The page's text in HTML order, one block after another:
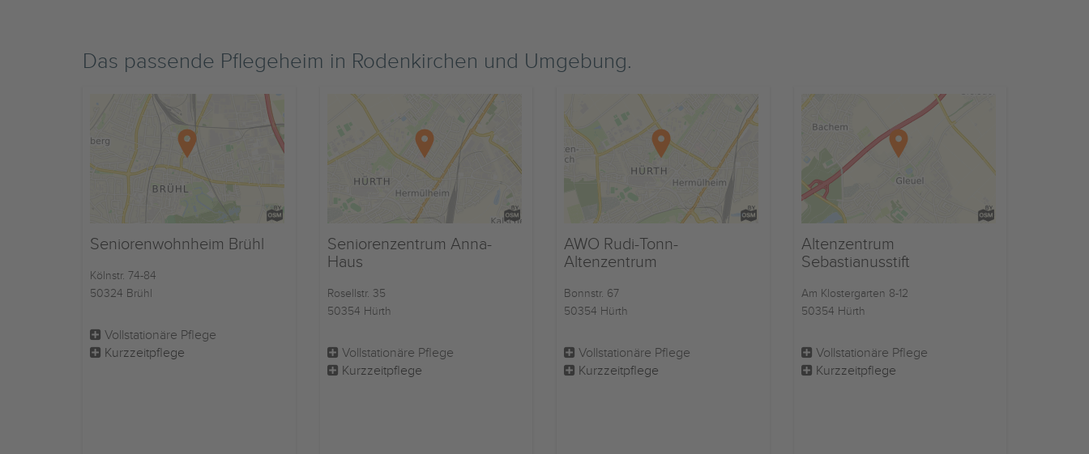
Das passende Pflegeheim in Rodenkirchen und Umgebung.
Seniorenwohnheim Brühl
Kölnstr. 74-84
50324 Brühl
Vollstationäre Pflege
Kurzzeitpflege
Seniorenzentrum Anna-
Haus
Rosellstr. 35
50354 Hürth
Vollstationäre Pflege
Kurzzeitpflege
AWO Rudi-Tonn-
Altenzentrum
Bonnstr. 67
50354 Hürth
Vollstationäre Pflege
Kurzzeitpflege
Altenzentrum
Sebastianusstift
Am Klostergarten 8-12
50354 Hürth
Vollstationäre Pflege
Kurzzeitpflege